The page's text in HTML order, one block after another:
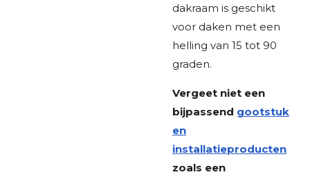
dakraam is geschikt
voor daken met een
helling van 15 tot 90
graden.
Vergeet niet een
bijpassend gootstuk
en
installatieproducten
zoals een